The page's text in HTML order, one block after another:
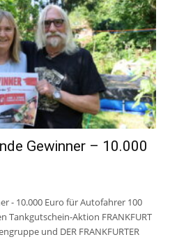
Gewinner – 10.000
- 10.000 Euro für Autofahrer 100
Tankgutschein-Aktion FRANKFURT
und DER FRANKFURTER